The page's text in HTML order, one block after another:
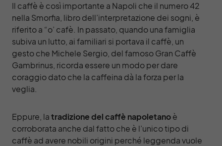
Il caffè è così importante a Napoli che il numero 42
nella Smorfia, libro dell’interpretazione dei sogni, è
riferito a “o’ cafè. In passato, quando una famiglia
subiva un lutto, ai familiari si portava il caffè, un
gesto che Michele Sergio, del famosoGran Caffè
Gambrinus , ricorda essere un modo per dare
coraggio dato che la caffeina dà la forza per la
veglia.
Eppure, latradizione del caffè napoletanoè
corroborata anche dal fatto che è l’unico tipo di
caffè ad avere nobili origini perché leggenda vuole